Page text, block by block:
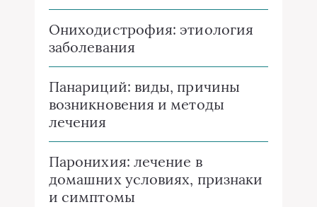
Ониходистрофия: этиология
заболевания
Панариций: виды, причины
возникновения и методы
лечения
Паронихия: лечение в
домашних условиях, признаки
и симптомы